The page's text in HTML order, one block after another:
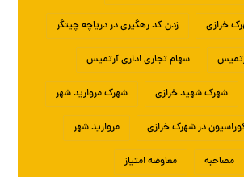
خرازی زدن کد رهگیری در دریاچه چیتگر
سهام تجاری اداری آرتمیس
شهرک شهید خرازی شهرک مروارید شهر
در شهرک خرازی مروارید شهر
مصاحبه معاوضه امتیاز